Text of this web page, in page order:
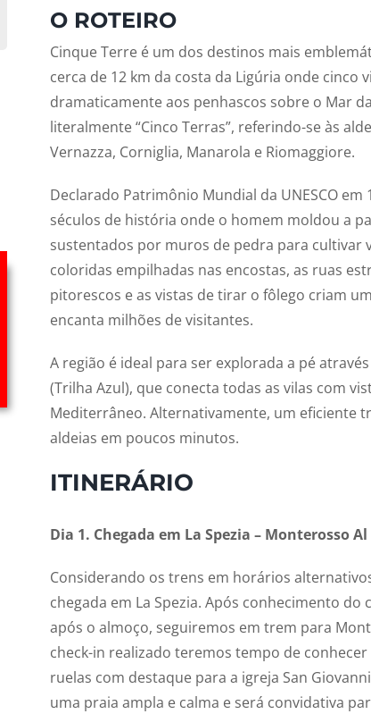
O ROTEIRO
Cinque Terre é um dos destinos mais
cerca de 12 km da costa da Ligúria onde cinco
dramaticamente aos penhascos sobre o Mar
literalmente “Cinco Terras”, referindo-se às
Vernazza, Corniglia, Manarola e Riomaggiore.
Declarado Patrimônio Mundial da UNESCO em
séculos de história onde o homem moldou a
sustentados por muros de pedra para cultivar
coloridas empilhadas nas encostas, as ruas
pitorescos e as vistas de tirar o fôlego criam
encanta milhões de visitantes.
A região é ideal para ser explorada a pé
(Trilha Azul), que conecta todas as vilas com
Mediterrâneo. Alternativamente, um eficiente
aldeias em poucos minutos.
ITINERÁRIO
Dia 1. Chegada em La Spezia – Monterosso
Considerando os trens em horários
chegada em La Spezia. Após conhecimento
após o almoço, seguiremos em trem para
check-in realizado teremos tempo de
ruelas com destaque para a igreja San
uma praia ampla e calma e será convidativa